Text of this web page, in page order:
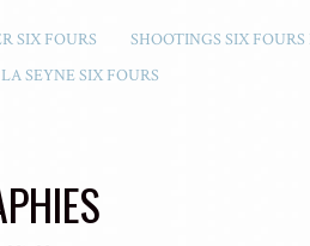
SIX FOURS
SHOOTINGS SIX
SEYNE SIX FOURS